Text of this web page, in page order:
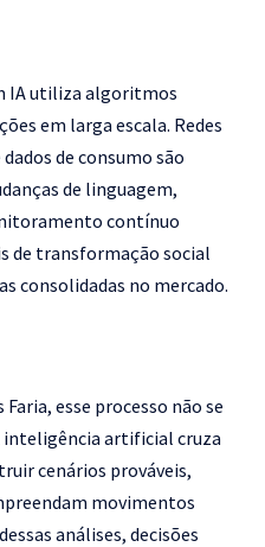
IA utiliza algoritmos
em larga escala. Redes
de consumo são
de linguagem,
contínuo
de transformação social
consolidadas no mercado.
esse processo não se
inteligência artificial cruza
cenários prováveis,
movimentos
análises, decisões